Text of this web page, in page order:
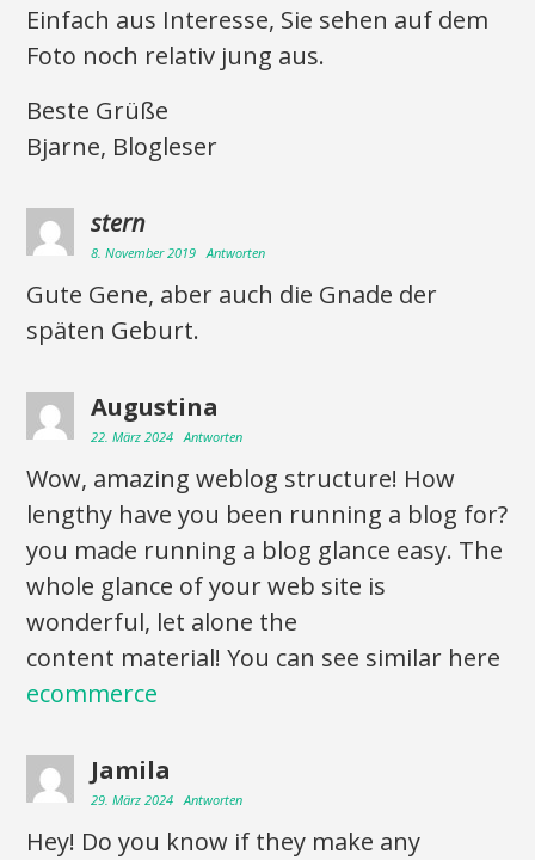
Einfach aus Interesse, Sie sehen auf dem
Foto noch relativ jung aus.
Beste Grüße
Bjarne, Blogleser
stern
8. November 2019 Antworten
Gute Gene, aber auch die Gnade der
späten Geburt.
Augustina
22. März 2024 Antworten
Wow, amazing weblog structure! How
lengthy have you been running a blog for?
you made running a blog glance easy. The
whole glance of your web site is
wonderful, let alone the
content material! You can see similar here
ecommerce
Jamila
29. März 2024 Antworten
Hey! Do you know if they make any